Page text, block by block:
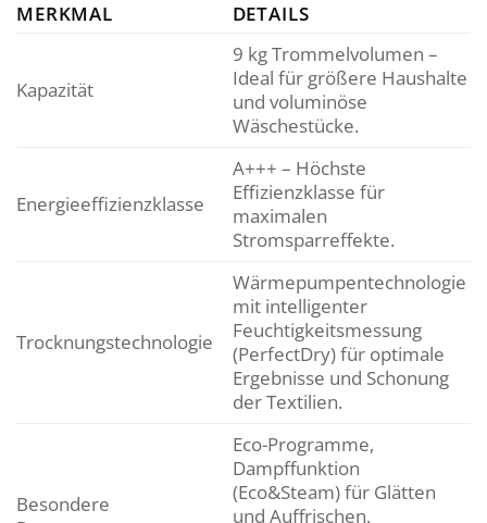
MERKMAL DETAILS
Kapazität
9 kg Trommelvolumen –
Ideal für größere Haushalte
und voluminöse
Wäschestücke.
Energieeffizienzklasse
A+++ – Höchste
Effizienzklasse für
maximalen
Stromsparreffekte.
Trocknungstechnologie
Wärmepumpentechnologie
mit intelligenter
Feuchtigkeitsmessung
(PerfectDry) für optimale
Ergebnisse und Schonung
der Textilien.
Besondere
Eco-Programme,
Dampffunktion
(Eco&Steam) für Glätten
und Auffrischen,